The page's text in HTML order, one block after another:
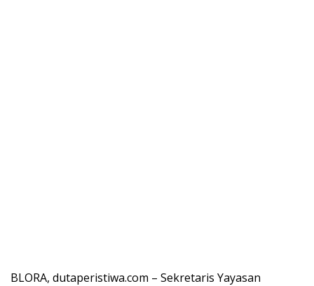
BLORA, dutaperistiwa.com – Sekretaris Yayasan